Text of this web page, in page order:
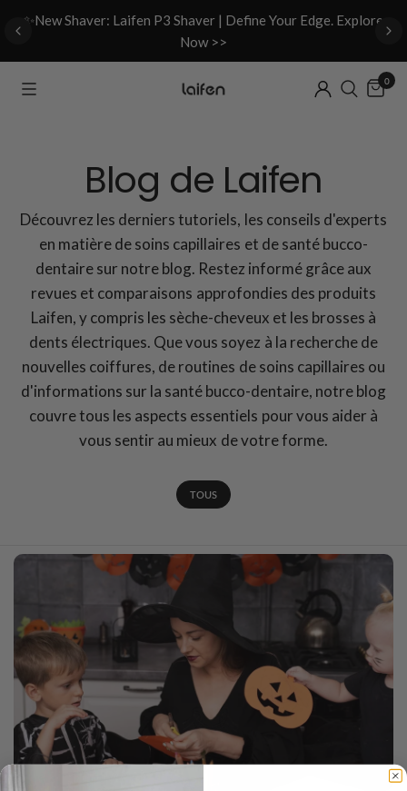
✨New Shaver: Laifen P3 Shaver | Define Your Edge. Explore
Now >>
0
Blog de Laifen
Découvrez les derniers tutoriels, les conseils d'experts
en matière de soins capillaires et de santé bucco-
dentaire sur notre blog. Restez informé grâce aux
revues et comparaisons approfondies des produits
Laifen, y compris les sèche-cheveux et les brosses à
dents électriques. Que vous soyez à la recherche de
nouvelles coiffures, de routines de soins capillaires ou
d'informations sur la santé bucco-dentaire, notre blog
couvre tous les aspects essentiels pour vous aider à
vous sentir au mieux de votre forme.
TOUS